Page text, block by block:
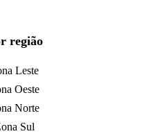
região
Leste
Oeste
Norte
Sul